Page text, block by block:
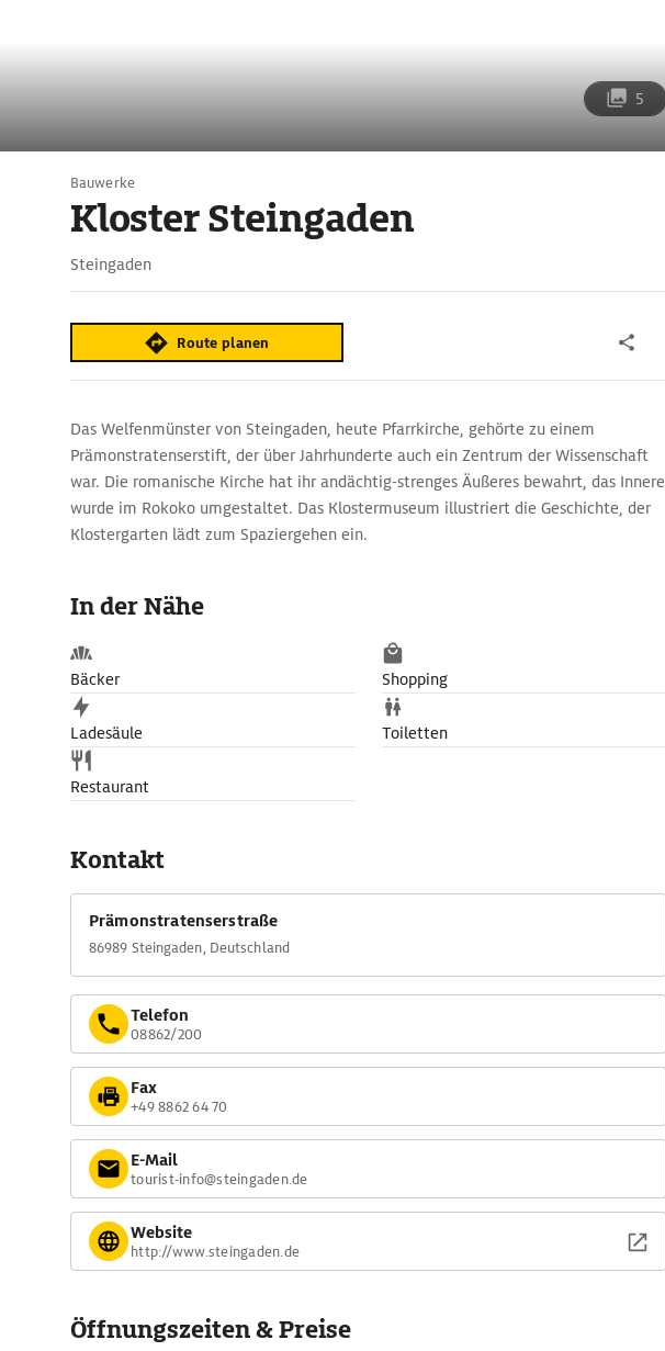
5
Bauwerke
Kloster Steingaden
Steingaden
Route planen
Das Welfenmünster von Steingaden, heute Pfarrkirche, gehörte zu einem
Prämonstratenserstift, der über Jahrhunderte auch ein Zentrum der Wissenschaft
war. Die romanische Kirche hat ihr andächtig-strenges Äußeres bewahrt, das Innere
wurde im Rokoko umgestaltet. Das Klostermuseum illustriert die Geschichte, der
Klostergarten lädt zum Spaziergehen ein.
In der Nähe
Bäcker Shopping
Ladesäule Toiletten
Restaurant
Kontakt
Prämonstratenserstraße
86989 Steingaden, Deutschland
Telefon
08862/200
Fax
+49 8862 64 70
E-Mail
tourist-info@steingaden.de
Website
http://www.steingaden.de
Öffnungszeiten & Preise